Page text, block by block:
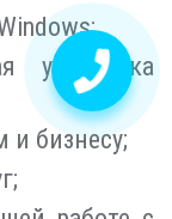
установка
бизнесу;